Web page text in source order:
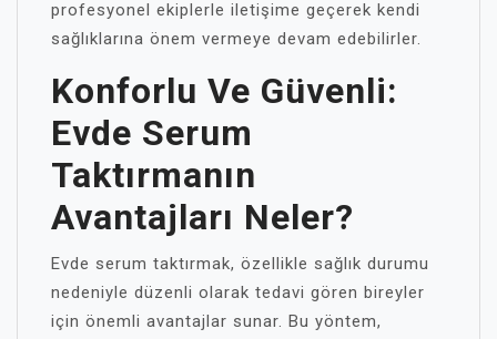
profesyonel ekiplerle iletişime geçerek kendi
sağlıklarına önem vermeye devam edebilirler.
Konforlu Ve Güvenli:
Evde Serum
Taktırmanın
Avantajları Neler?
Evde serum taktırmak, özellikle sağlık durumu
nedeniyle düzenli olarak tedavi gören bireyler
için önemli avantajlar sunar. Bu yöntem,